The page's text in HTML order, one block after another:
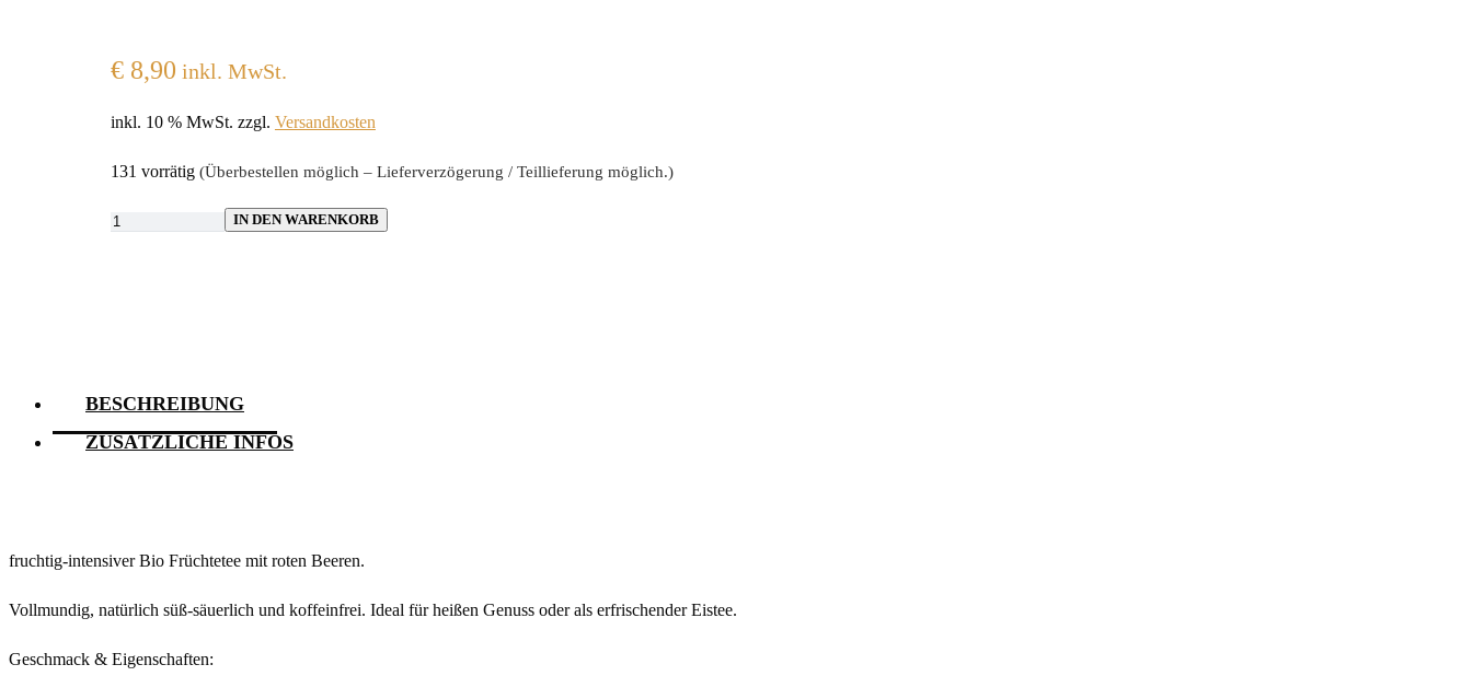
€8,90 inkl. MwSt.
inkl. 10 % MwSt. zzgl. Versandkosten
131 vorrätig (Überbestellen möglich – Lieferverzögerung / Teillieferung möglich.)
IN DEN WARENKORB
BESCHREIBUNG
ZUSÄTZLICHE INFOS
fruchtig-intensiver Bio Früchtetee mit roten Beeren.
Vollmundig, natürlich süß-säuerlich und koffeinfrei. Ideal für heißen Genuss oder als erfrischender Eistee.
Geschmack & Eigenschaften: